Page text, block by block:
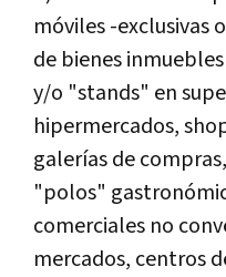
móviles -exclusivas
de bienes
y/o "stands" en
hipermercados,
galerías de
"polos"
comerciales no
mercados, centros